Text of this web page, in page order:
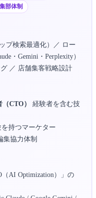
部体制
プ検索最適化）／ ロー
・Gemini・Perplexity）
／ 店舗集客戦略設計
CTO）
経験者を含む技
を持つマーケター
集協力体制
AI Optimization）」の